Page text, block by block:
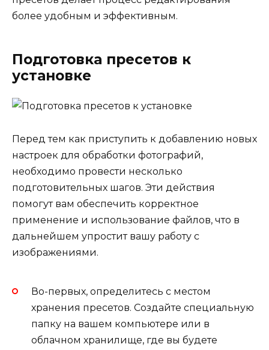
более удобным и эффективным.
Подготовка пресетов к
установке
Перед тем как приступить к добавлению новых
настроек для обработки фотографий,
необходимо провести несколько
подготовительных шагов. Эти действия
помогут вам обеспечить корректное
применение и использование файлов, что в
дальнейшем упростит вашу работу с
изображениями.
Во-первых, определитесь с местом
хранения пресетов. Создайте специальную
папку на вашем компьютере или в
облачном хранилище, где вы будете